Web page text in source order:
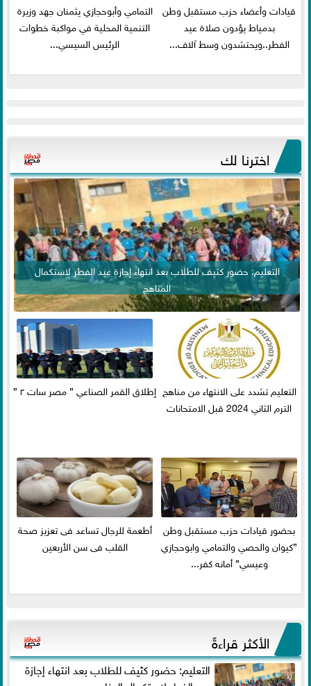
قيادات وأعضاء حزب مستقبل وطن
بدمياط يؤدون صلاة عيد
الفطر..ويحتشدون وسط آلاف...
التمامي وأبوحجازي يثمنان جهد وزيرة
التنمية المحلية في مواكبة خطوات
الرئيس السيسي...
اخترنا لك
التعليم: حضور كثيف للطلاب بعد انتهاء إجازة عيد الفطر لاستكمال
المناهج
التعليم تشدد على الانتهاء من مناهج
الترم الثاني 2024 قبل الامتحانات
إطلاق القمر الصناعي ” مصر سات ٢ ”
بحضور قيادات حزب مستقبل وطن
”كيوان والحصي والتمامي وابوحجازي
وعيسي” أمانه كفر...
أطعمة للرجال تساعد فى تعزيز صحة
القلب فى سن الأربعين
الأكثر قراءةً
التعليم: حضور كثيف للطلاب بعد انتهاء إجازة